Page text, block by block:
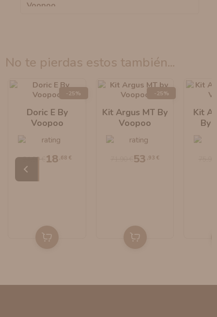
no te pierdas estos también...
Doric E By
Voopoo
24,90 € 18 ,68 €
-25%
Kit Argus MT By
Voopoo
53 ,93 €
-25%
Kit
By